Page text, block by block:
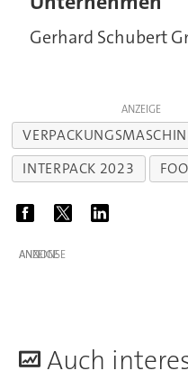
Gerhard Schubert
ANZEIGE
INTERPACK 2023
ANZEIGE
Auch